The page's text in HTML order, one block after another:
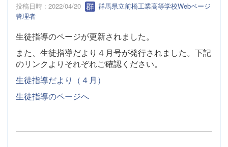
投稿日時 : 2022/04/20
群馬県立前橋工業高等学校Webページ
管理者
生徒指導のページが更新されました。
また、生徒指導だより４月号が発行されました。下記
のリンクよりそれぞれご確認ください。
生徒指導だより（４月）
生徒指導のページへ